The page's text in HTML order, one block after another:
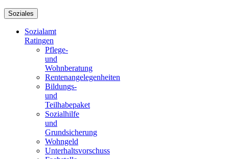
Soziales
Sozialamt
Ratingen
Pflege-
und
Wohnberatung
Rentenangelegenheiten
Bildungs-
und
Teilhabepaket
Sozialhilfe
und
Grundsicherung
Wohngeld
Unterhaltsvorschuss